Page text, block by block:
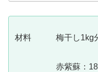
材料 梅干し1kg
赤紫蘇：18g（